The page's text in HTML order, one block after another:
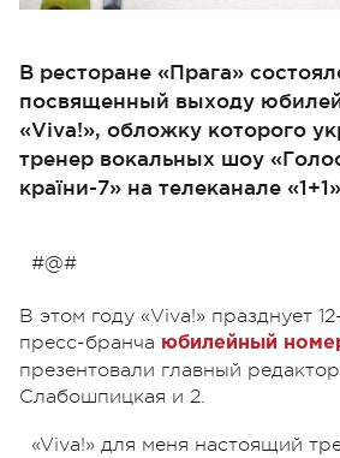
В ресторане «Прага»
посвященный выходу
«Viva!», обложку которого
тренер вокальных шоу
країни-7» на телеканале
#@#
В этом году «Viva!» празднует
пресс-бранча юбилейный
презентовали главный
Слабошпицкая и 2.
«Viva!» для меня настоящий